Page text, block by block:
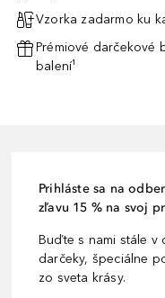
Vzorka zadarmo ku
Prémiové darčekové
balení¹
Prihláste sa na
zľavu 15 % na svoj
Buďte s nami stále v
darčeky, špeciálne
zo sveta krásy.